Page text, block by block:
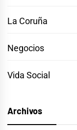
La Coruña
Negocios
Vida Social
Archivos